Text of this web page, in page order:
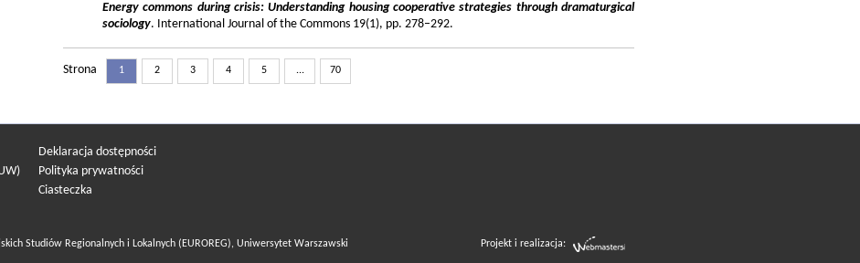
Energy commons during crisis: Understanding housing cooperative strategies through dramaturgical
sociology. International Journal of the Commons 19(1), pp. 278–292.
Strona 1 2 3 4 5 ... 70
Deklaracja dostępności
Polityka prywatności
Ciasteczka
Studiów Regionalnych i Lokalnych (EUROREG), Uniwersytet Warszawski Projekt i realizacja: